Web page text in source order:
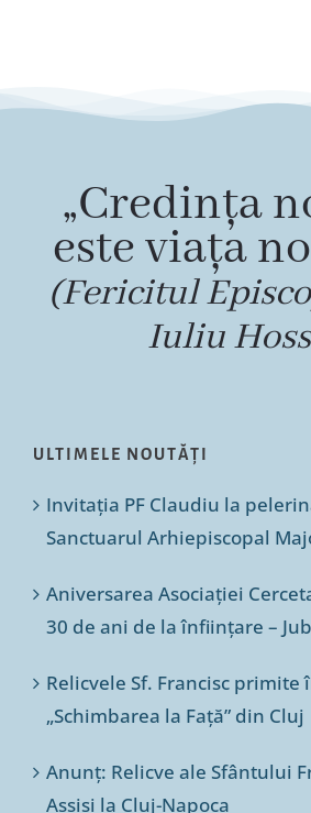
„Credința
este viața
(Fericitul
Iuliu
ULTIMELE NOUTĂȚI
Invitația PF Claudiu la
Sanctuarul Arhiepiscopal
Aniversarea Asociației
30 de ani de la înființare –
Relicvele Sf. Francisc primite
„Schimbarea la Față” din Cluj
Anunț: Relicve ale Sfântului
Assisi la Cluj-Napoca